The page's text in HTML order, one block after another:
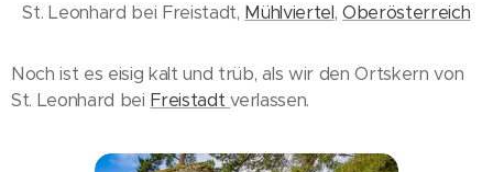
St. Leonhard bei Freistadt, Mühlviertel,Oberösterreich
Noch ist es eisig kalt und trüb, als wir den Ortskern von
St. Leonhard bei Freistadtverlassen.